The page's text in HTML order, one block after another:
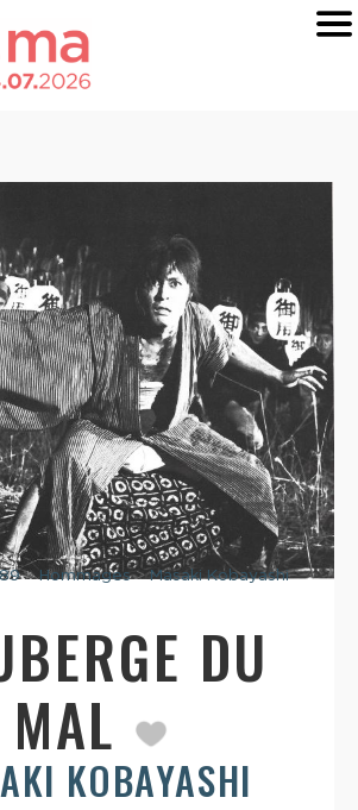
>Hommages>Masaki Kobayashi
DU
MAL
KOBAYASHI